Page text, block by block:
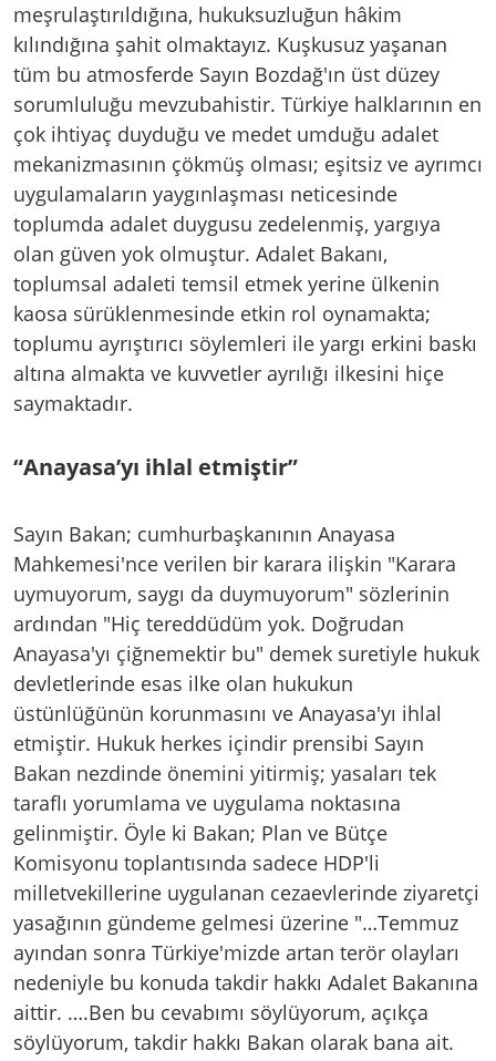
meşrulaştırıldığına, hukuksuzluğun hâkim
kılındığına şahit olmaktayız. Kuşkusuz yaşanan
tüm bu atmosferde Sayın Bozdağ'ın üst düzey
sorumluluğu mevzubahistir. Türkiye halklarının en
çok ihtiyaç duyduğu ve medet umduğu adalet
mekanizmasının çökmüş olması; eşitsiz ve ayrımcı
uygulamaların yaygınlaşması neticesinde
toplumda adalet duygusu zedelenmiş, yargıya
olan güven yok olmuştur. Adalet Bakanı,
toplumsal adaleti temsil etmek yerine ülkenin
kaosa sürüklenmesinde etkin rol oynamakta;
toplumu ayrıştırıcı söylemleri ile yargı erkini baskı
altına almakta ve kuvvetler ayrılığı ilkesini hiçe
saymaktadır.
“Anayasa’yı ihlal etmiştir”
Sayın Bakan; cumhurbaşkanının Anayasa
Mahkemesi'nce verilen bir karara ilişkin "Karara
uymuyorum, saygı da duymuyorum" sözlerinin
ardından "Hiç tereddüdüm yok. Doğrudan
Anayasa'yı çiğnemektir bu" demek suretiyle hukuk
devletlerinde esas ilke olan hukukun
üstünlüğünün korunmasını ve Anayasa'yı ihlal
etmiştir. Hukuk herkes içindir prensibi Sayın
Bakan nezdinde önemini yitirmiş; yasaları tek
taraflı yorumlama ve uygulama noktasına
gelinmiştir. Öyle ki Bakan; Plan ve Bütçe
Komisyonu toplantısında sadece HDP'li
milletvekillerine uygulanan cezaevlerinde ziyaretçi
yasağının gündeme gelmesi üzerine "…Temmuz
ayından sonra Türkiye'mizde artan terör olayları
nedeniyle bu konuda takdir hakkı Adalet Bakanına
aittir. ….Ben bu cevabımı söylüyorum, açıkça
söylüyorum, takdir hakkı Bakan olarak bana ait.